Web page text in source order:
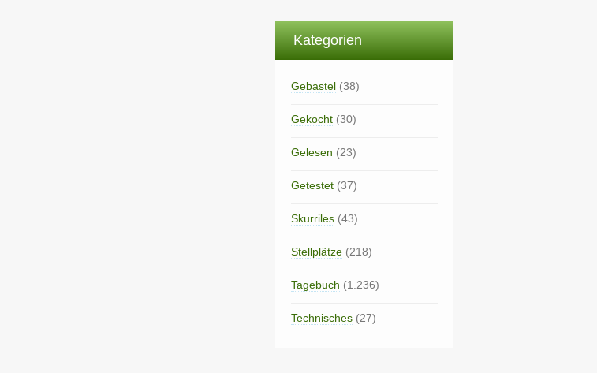
Kategorien
Gebastel(38)
Gekocht(30)
Gelesen (23)
Getestet(37)
Skurriles(43)
Stellplätze(218)
Tagebuch (1.236)
Technisches(27)